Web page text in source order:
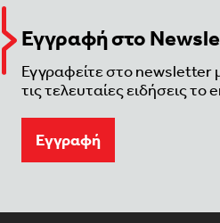
Εγγραφή στο
Εγγραφείτε στο newsletter
τις τελευταίες ειδήσεις το
Eγγραφή